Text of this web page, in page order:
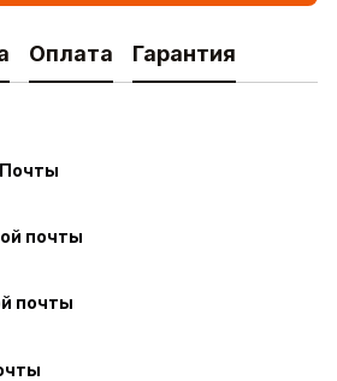
Оплата Гарантия
почты
почты